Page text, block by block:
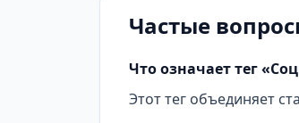
Частые
Что означает тег
Этот тег объединяет